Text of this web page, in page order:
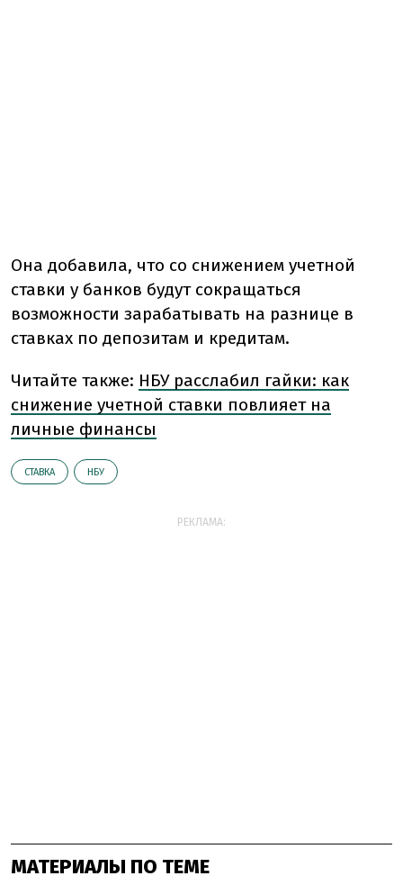
Она добавила, что со снижением учетной
ставки у банков будут сокращаться
возможности зарабатывать на разнице в
ставках по депозитам и кредитам.
Читайте также: НБУ расслабил гайки: как
снижение учетной ставки повлияет на
личные финансы
СТАВКА НБУ
РЕКЛАМА:
МАТЕРИАЛЫ ПО ТЕМЕ